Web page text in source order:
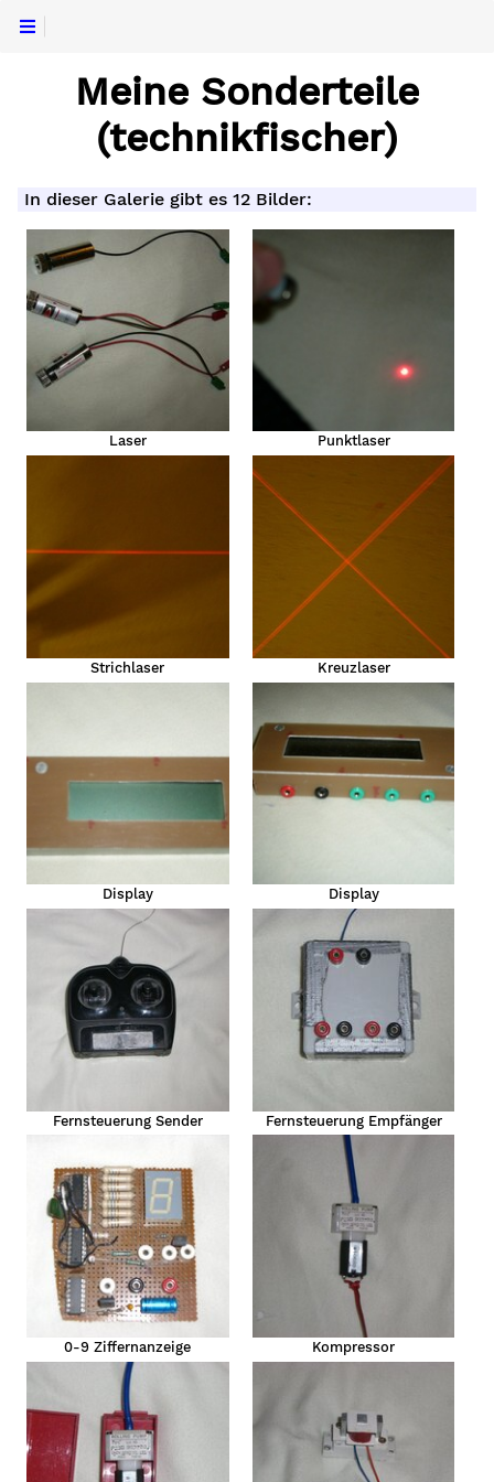
Meine Sonderteile
(technikfischer)
In dieser Galerie gibt es 12 Bilder:
Laser Punktlaser
Strichlaser Kreuzlaser
Display Display
Fernsteuerung Sender Fernsteuerung Empfänger
0-9 Ziffernanzeige Kompressor